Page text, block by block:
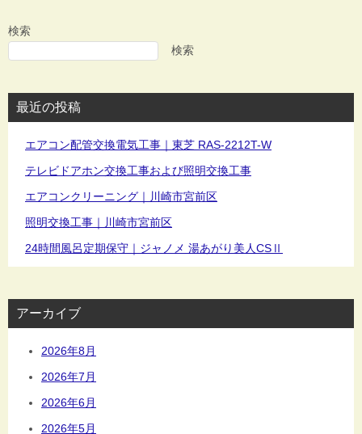
検索
検索
最近の投稿
エアコン配管交換電気工事｜東芝 RAS-2212T-W
テレビドアホン交換工事および照明交換工事
エアコンクリーニング｜川崎市宮前区
照明交換工事｜川崎市宮前区
24時間風呂定期保守｜ジャノメ 湯あがり美人CSⅡ
アーカイブ
2026年8月
2026年7月
2026年6月
2026年5月